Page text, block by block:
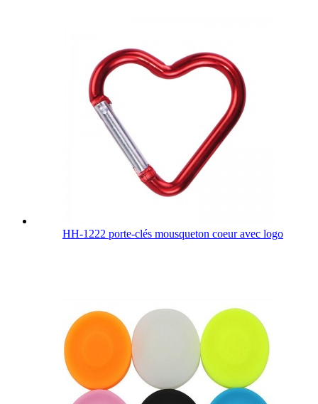
HH-1222 porte-clés mousqueton coeur avec logo